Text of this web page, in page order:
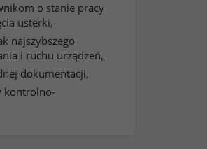
o stanie pracy
usterki,
najszybszego
i ruchu urządzeń,
dokumentacji,
kontrolno-